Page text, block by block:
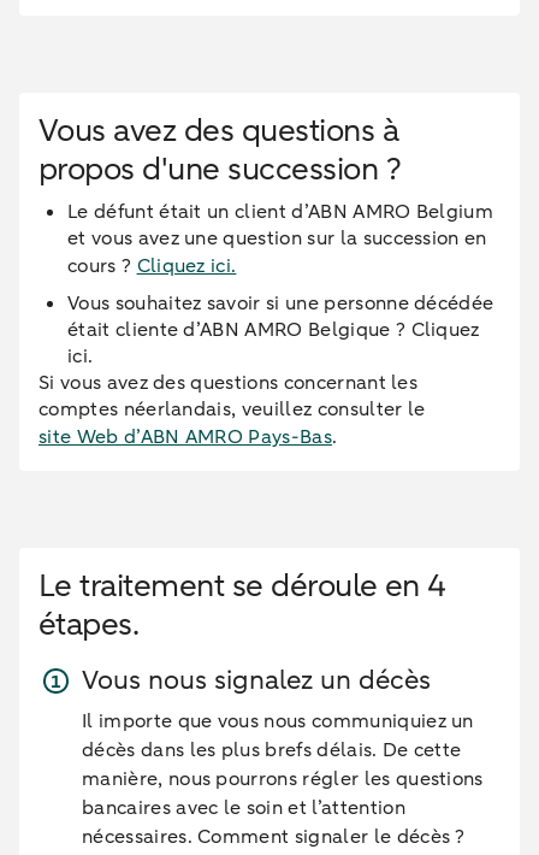
Vous avez des questions à
propos d'une succession ?
Le défunt était un client d’ABN AMRO Belgium
et vous avez une question sur la succession en
cours ? Cliquez ici.
Vous souhaitez savoir si une personne décédée
était cliente d’ABN AMRO Belgique ? Cliquez
ici.
Si vous avez des questions concernant les
comptes néerlandais, veuillez consulter le
site Web d’ABN AMRO Pays-Bas.
Le traitement se déroule en 4
étapes.
Vous nous signalez un décès
Il importe que vous nous communiquiez un
décès dans les plus brefs délais. De cette
manière, nous pourrons régler les questions
bancaires avec le soin et l’attention
nécessaires. Comment signaler le décès ?